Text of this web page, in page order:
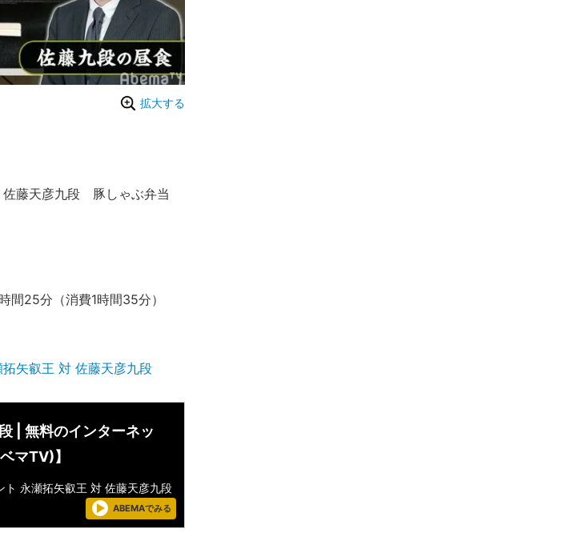
拡大する
藤天彦九段 豚しゃぶ弁当
25分（消費1時間35分）
矢叡王 対 佐藤天彦九段
| 無料のインターネッ
マTV)】
永瀬拓矢叡王 対 佐藤天彦九段
ABEMAでみる